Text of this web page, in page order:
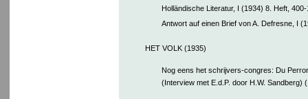
Holländische Literatur, I (1934) 8. Heft, 400-
Antwort auf einen Brief von A. Defresne, I
HET VOLK (1935)
Nog eens het schrijvers-congres: Du
(Interview met E.d.P. door H.W. Sandberg)